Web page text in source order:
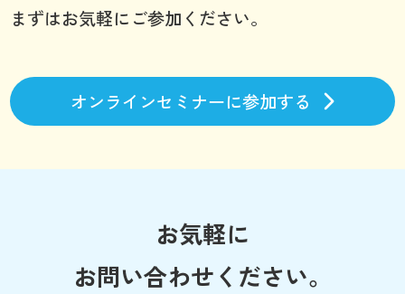
まずはお気軽にご参加ください。
オンラインセミナーに参加する
お気軽に
お問い合わせください。